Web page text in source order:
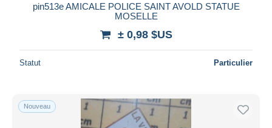
pin513e AMICALE POLICE SAINT AVOLD STATUE
MOSELLE
± 0,98 $US
Statut Particulier
Nouveau